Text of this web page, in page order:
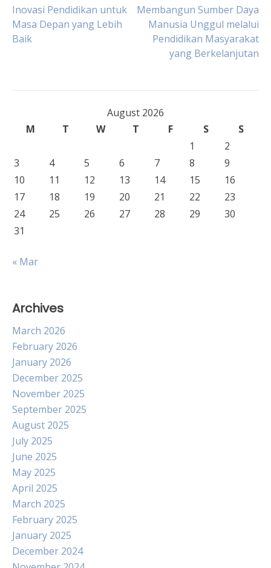
Post
navigation
Inovasi Pendidikan untuk
Masa Depan yang Lebih
Baik
Membangun Sumber Daya
Manusia Unggul melalui
Pendidikan Masyarakat
yang Berkelanjutan
August 2026
M
T W T F S
S
1
2
3
4 5 6 7 8
9
10
11 12 13 14 15
16
17
18 19 20 21 22
23
24
25 26 27 28 29
30
31
« Mar
Archives
March 2026
February 2026
January 2026
December 2025
November 2025
September 2025
August 2025
July 2025
June 2025
May 2025
April 2025
March 2025
February 2025
January 2025
December 2024